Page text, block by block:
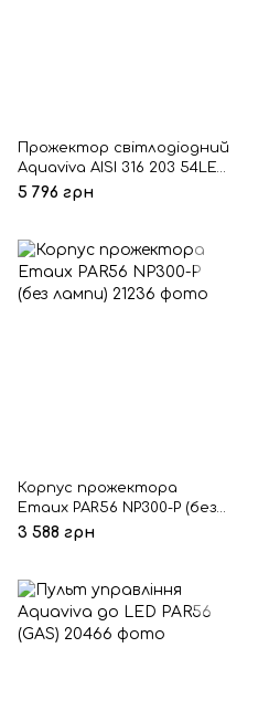
Прожектор світлодіодний
Aquaviva AISI 316 203 54LED
5 Вт RGB
5 796 грн
Корпус прожектора
Emaux PAR56 NP300-P (без
лампи)
3 588 грн